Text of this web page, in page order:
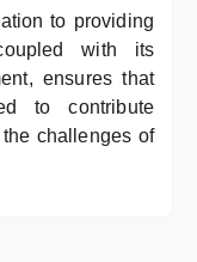
to providing
with its
ensures that
to contribute
challenges of